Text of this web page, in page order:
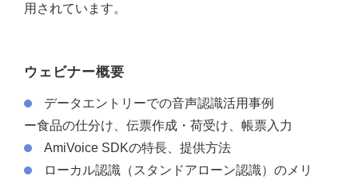
用されています。
ウェビナー概要
データエントリーでの音声認識活用事例
ー食品の仕分け、伝票作成・荷受け、帳票入力
AmiVoice SDKの特長、提供方法
ローカル認識（スタンドアローン認識）のメリ